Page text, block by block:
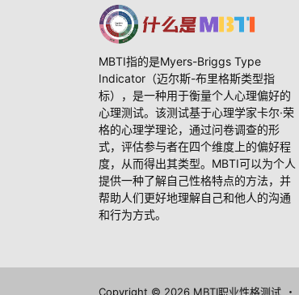
MBTI指的是Myers-Briggs Type
Indicator（迈尔斯-布里格斯类型指
标），是一种用于衡量个人心理偏好的
心理测试。该测试基于心理学家卡尔·荣
格的心理学理论，通过问卷调查的形
式，评估参与者在四个维度上的偏好程
度，从而得出其类型。MBTI可以为个人
提供一种了解自己性格特点的方法，并
帮助人们更好地理解自己和他人的沟通
和行为方式。
Copyright © 2026 MBTI职业性格测试 ・